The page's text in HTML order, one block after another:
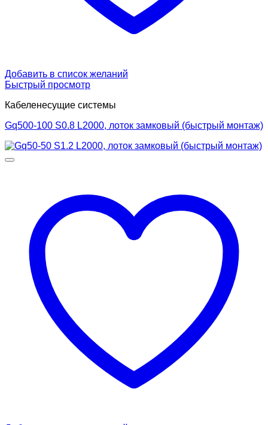
Добавить в список желаний
Быстрый просмотр
Кабеленесущие системы
Gq500-100 S0.8 L2000, лоток замковый (быстрый монтаж)